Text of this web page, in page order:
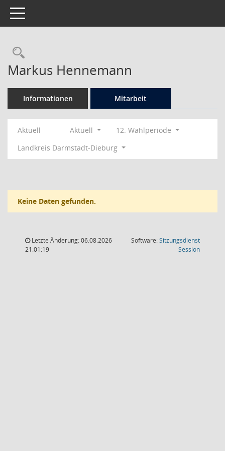
Toggle navigation
Rechercheauswahl
Markus Hennemann
Informationen Mitarbeit
Aktuell Aktuell
12. Wahlperiode
Landkreis Darmstadt-Dieburg
Keine Daten gefunden.
Letzte Änderung: 06.08.2026
21:01:19
Software:Sitzungsdienst
Session(Wird in